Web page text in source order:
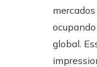
global.